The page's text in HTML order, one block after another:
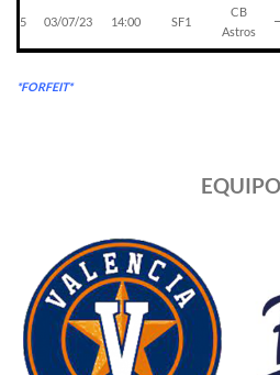
5 03/07/23 14:00 SF1
CB
Astros
*FORFEIT*